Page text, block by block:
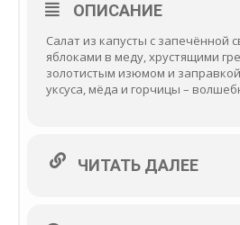
ОПИСАНИЕ
Салат из капусты с запечённой
яблоками в меду, хрустящими
золотистым изюмом и
уксуса, мёда и горчицы –
ЧИТАТЬ ДАЛЕЕ